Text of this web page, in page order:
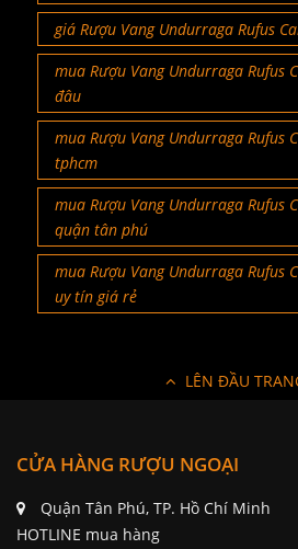
giá Rượu Vang Undurraga Rufus
mua Rượu Vang Undurraga Rufus
đâu
mua Rượu Vang Undurraga Rufus
tphcm
mua Rượu Vang Undurraga Rufus
quận tân phú
mua Rượu Vang Undurraga Rufus
uy tín giá rẻ
LÊN ĐẦU
CỬA HÀNG RƯỢU NGOẠI
Quận Tân Phú, TP. Hồ Chí Minh
HOTLINE mua hàng